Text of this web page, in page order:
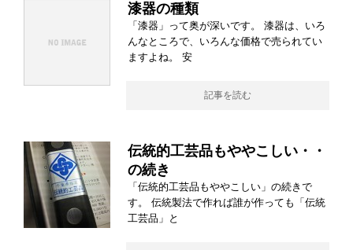
漆器の種類
「漆器」って奥が深いです。 漆器は、いろ
んなところで、いろんな価格で売られてい
ますよね。 安
記事を読む
伝統的工芸品もややこしい・・
の続き
「伝統的工芸品もややこしい」の続きで
す。 伝統製法で作れば誰が作っても「伝統
工芸品」と